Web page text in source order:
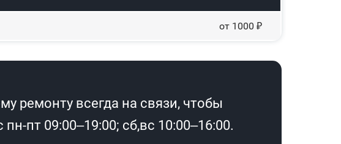
от 1000 ₽
ремонту всегда на связи, чтобы
пт 09:00–19:00; сб,вс 10:00–16:00.